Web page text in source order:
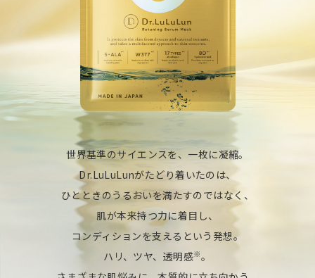
世界基準のサイエンスを、一枚に凝縮。
Dr.LuLuLunがたどり着いたのは、
ひとときのうるおいを満たすのではなく、
肌が本来持つ力に着目し、
コンディションを支えるという発想。
ハリ、ツヤ、透明感※。